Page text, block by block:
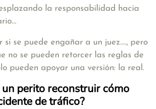
la responsabilidad hacia
si se puede engañar a un juez…., pero
no se pueden retorcer las reglas de
pueden apoyar una versión: la real.
un perito reconstruir cómo
de tráfico?